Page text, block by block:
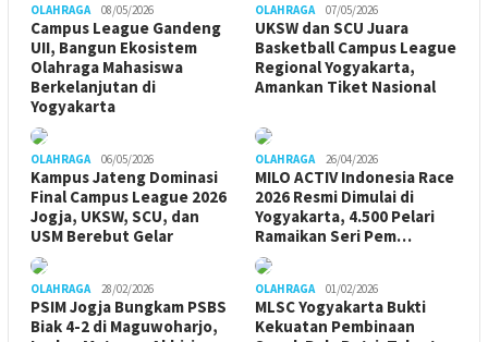
OLAHRAGA 08/05/2026
Campus League Gandeng
UII, Bangun Ekosistem
Olahraga Mahasiswa
Berkelanjutan di
Yogyakarta
OLAHRAGA 07/05/2026
UKSW dan SCU Juara
Basketball Campus League
Regional Yogyakarta,
Amankan Tiket Nasional
OLAHRAGA 06/05/2026
Kampus Jateng Dominasi
Final Campus League 2026
Jogja, UKSW, SCU, dan
USM Berebut Gelar
OLAHRAGA 26/04/2026
MILO ACTIV Indonesia Race
2026 Resmi Dimulai di
Yogyakarta, 4.500 Pelari
Ramaikan Seri Pem…
OLAHRAGA 28/02/2026
PSIM Jogja Bungkam PSBS
Biak 4-2 di Maguwoharjo,
OLAHRAGA 01/02/2026
MLSC Yogyakarta Bukti
Kekuatan Pembinaan